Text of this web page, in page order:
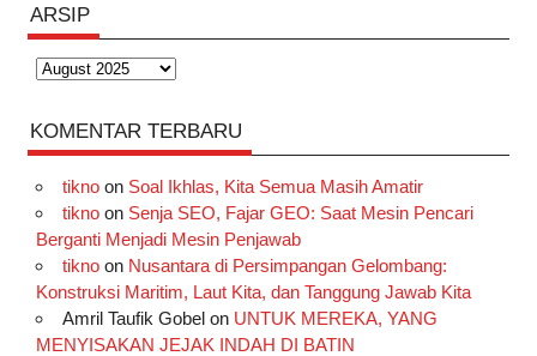
ARSIP
Arsip
KOMENTAR TERBARU
tiknoon Soal Ikhlas, Kita Semua Masih Amatir
tiknoon Senja SEO, Fajar GEO: Saat Mesin Pencari
Berganti Menjadi Mesin Penjawab
tiknoon Nusantara di Persimpangan Gelombang:
Konstruksi Maritim, Laut Kita, dan Tanggung Jawab Kita
Amril Taufik Gobelon UNTUK MEREKA, YANG
MENYISAKAN JEJAK INDAH DI BATIN